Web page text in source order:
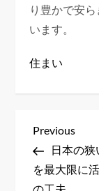
り豊かで安
います。
住まい
P
o
Previous
Post
Previous
日本の狭
を最大限に